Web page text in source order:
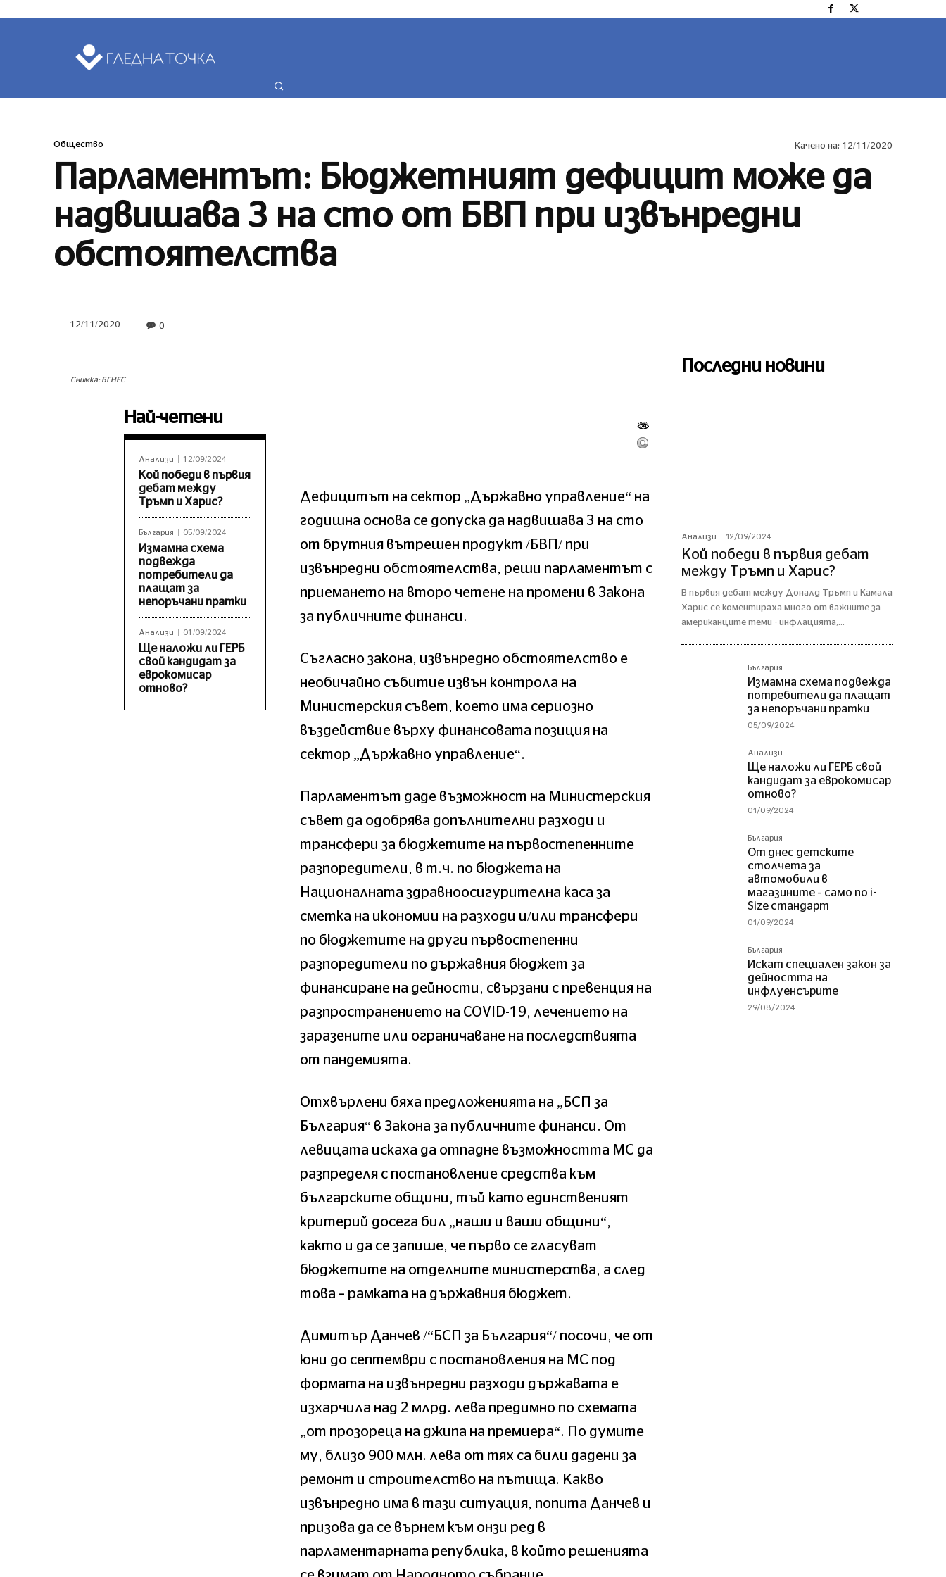
Общество Качено на: 12/11/2020
Парламентът: Бюджетният дефицит може да
надвишава 3 на сто от БВП при извънредни
обстоятелства
12/11/2020 0
Снимка: БГНЕС
Най-четени
Анализи 12/09/2024
Кой победи в първия
дебат между
Тръмп и Харис?
България 05/09/2024
Измамна схема
подвежда
потребители да
плащат за
непоръчани пратки
Анализи 01/09/2024
Ще наложи ли ГЕРБ
свой кандидат за
еврокомисар
отново?
Дефицитът на сектор „Държавно управление“ на
годишна основа се допуска да надвишава 3 на сто
от брутния вътрешен продукт /БВП/ при
извънредни обстоятелства, реши парламентът с
приемането на второ четене на промени в Закона
за публичните финанси.
Съгласно закона, извънредно обстоятелство е
необичайно събитие извън контрола на
Министерския съвет, което има сериозно
въздействие върху финансовата позиция на
сектор „Държавно управление“.
Парламентът даде възможност на Министерския
съвет да одобрява допълнителни разходи и
трансфери за бюджетите на първостепенните
разпоредители, в т.ч. по бюджета на
Националната здравноосигурителна каса за
сметка на икономии на разходи и/или трансфери
по бюджетите на други първостепенни
разпоредители по държавния бюджет за
финансиране на дейности, свързани с превенция на
разпространението на COVID-19, лечението на
заразените или ограничаване на последствията
от пандемията.
Отхвърлени бяха предложенията на „БСП за
България“ в Закона за публичните финанси. От
левицата искаха да отпадне възможността МС да
разпределя с постановление средства към
българските общини, тъй като единственият
критерий досега бил „наши и ваши общини“,
както и да се запише, че първо се гласуват
бюджетите на отделните министерства, а след
това – рамката на държавния бюджет.
Димитър Данчев /“БСП за България“/ посочи, че от
юни до септември с постановления на МС под
формата на извънредни разходи държавата е
изхарчила над 2 млрд. лева предимно по схемата
„от прозореца на джипа на премиера“. По думите
му, близо 900 млн. лева от тях са били дадени за
ремонт и строителство на пътища. Какво
извънредно има в тази ситуация, попита Данчев и
призова да се върнем към онзи ред в
парламентарната република, в който решенията
Последни новини
Анализи 12/09/2024
Кой победи в първия дебат
между Тръмп и Харис?
В първия дебат между Доналд Тръмп и Камала
Харис се коментираха много от важните за
американците теми - инфлацията,...
България
Измамна схема подвежда
потребители да плащат
за непоръчани пратки
05/09/2024
Анализи
Ще наложи ли ГЕРБ свой
кандидат за еврокомисар
отново?
01/09/2024
България
От днес детските
столчета за
автомобили в
магазините – само по i-
Size стандарт
01/09/2024
България
Искат специален закон за
дейността на
инфлуенсърите
29/08/2024